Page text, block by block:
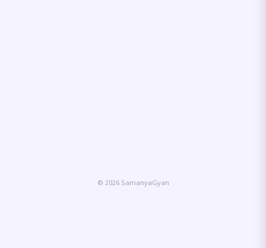
© 2026 SamanyaGyan